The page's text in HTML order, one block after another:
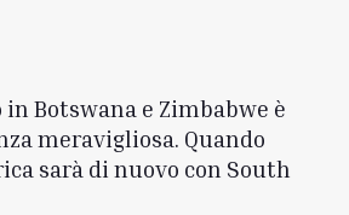
Botswana e Zimbabwe è
meravigliosa. Quando
sarà di nuovo con South